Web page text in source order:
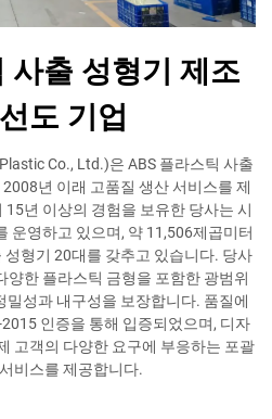
사출 성형기 제조
도 기업
Co., Ltd.)은 ABS 플라스틱 사출
년 이래 고품질 생산 서비스를 제
년 이상의 경험을 보유한 당사는 시
운영하고 있으며, 약 11,506제곱미터
형기 20대를 갖추고 있습니다. 당사
양한 플라스틱 금형을 포함한 광범위
밀성과 내구성을 보장합니다. 품질에
인증을 통해 입증되었으며, 디자
고객의 다양한 요구에 부응하는 포괄
비스를 제공합니다.